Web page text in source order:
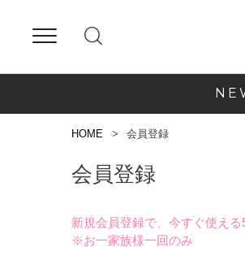
HOME 会員登録
会員登録
新規会員登録で、今すぐ使え
※お一家族様一回のみ